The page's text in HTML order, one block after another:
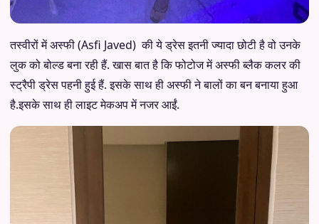
तस्वीरों में अस्फी (Asfi Javed) की ये ड्रेस इतनी ज्यादा छोटी है वो उनके
लुक को बोल्ड बना रही हैं. खास बात है कि फोटोज में अस्फी ब्लैक कलर की
स्ट्रैपी ड्रेस पहनी हुई हैं. इसके साथ ही अस्फी ने बालों का बन बनाया हुआ
है.इसके साथ ही लाइट मेकअप में नजर आईं.